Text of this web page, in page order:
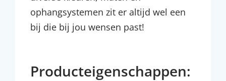
ophangsystemen zit er altijd wel een
bij die bij jou wensen past!
Producteigenschappen: